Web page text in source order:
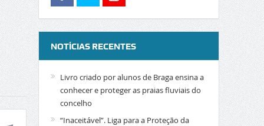
NOTÍCIAS RECENTES
Livro criado por alunos de Braga ensina a
conhecer e proteger as praias fluviais do
concelho
“Inaceitável”. Liga para a Proteção da